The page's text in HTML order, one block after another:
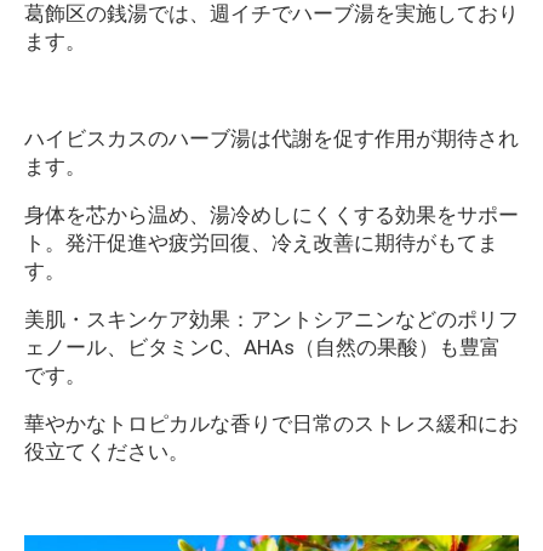
葛飾区の銭湯では、週イチでハーブ湯を実施しており
ます。
ハイビスカスのハーブ湯は代謝を促す作用が期待され
ます。
身体を芯から温め、湯冷めしにくくする効果をサポー
ト。発汗促進や疲労回復、冷え改善に期待がもてま
す。
美肌・スキンケア効果：アントシアニンなどのポリフ
ェノール、ビタミンC、AHAs（自然の果酸）も豊富
です。
華やかなトロピカルな香りで日常のストレス緩和にお
役立てください。